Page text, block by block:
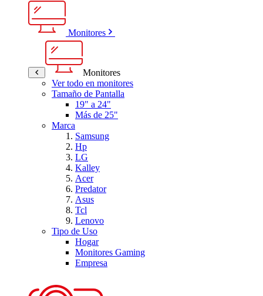
Monitores
Monitores
Ver todo en monitores
Tamaño de Pantalla
19" a 24"
Más de 25"
Marca
Samsung
Hp
LG
Kalley
Acer
Predator
Asus
Tcl
Lenovo
Tipo de Uso
Hogar
Monitores Gaming
Empresa